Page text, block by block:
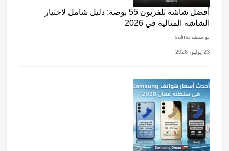
أفضل شاشة تلفزيون 55 بوصة: دليل شامل لاختيار
الشاشة المثالية في 2026
بواسطة salma
23 يوليو، 2026